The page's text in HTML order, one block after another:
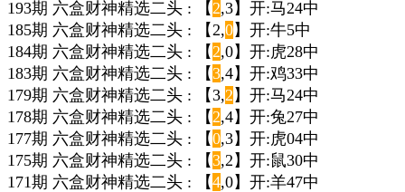
193期 六盒财神精选二头 : 【2,3】开:马24中
185期 六盒财神精选二头 : 【2,0】开:牛5中
184期 六盒财神精选二头 : 【2,0】开:虎28中
183期 六盒财神精选二头 : 【3,4】开:鸡33中
179期 六盒财神精选二头 : 【3,2 】开:马24中
178期 六盒财神精选二头 : 【2,4】开:兔27中
177期 六盒财神精选二头 : 【0,3】开:虎04中
175期 六盒财神精选二头 : 【3,2】开:鼠30中
171期 六盒财神精选二头 : 【4,0】开:羊47中